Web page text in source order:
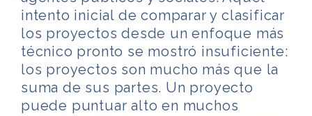
intento inicial de comparar y clasificar
los proyectos desde un enfoque más
técnico pronto se mostró insuficiente:
los proyectos son mucho más que la
suma de sus partes. Un proyecto
puede puntuar alto en muchos